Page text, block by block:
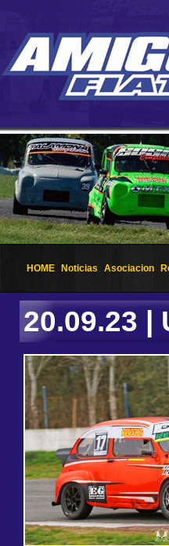
HOME Noticias Asociacion
20.09.23 |